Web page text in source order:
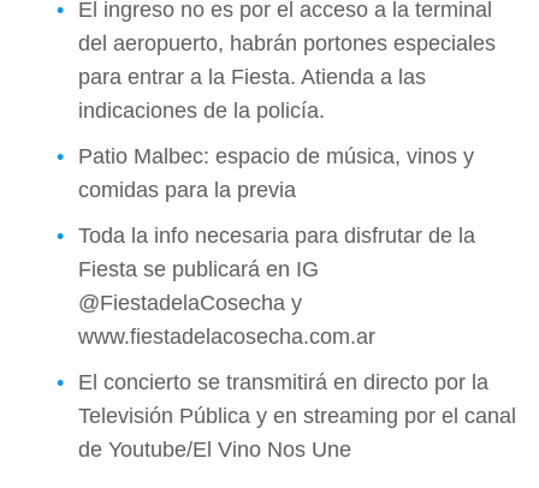
El ingreso no es por el acceso a la terminal
del aeropuerto, habrán portones especiales
para entrar a la Fiesta. Atienda a las
indicaciones de la policía.
Patio Malbec: espacio de música, vinos y
comidas para la previa
Toda la info necesaria para disfrutar de la
Fiesta se publicará en IG
@FiestadelaCosecha y
www.fiestadelacosecha.com.ar
El concierto se transmitirá en directo por la
Televisión Pública y en streaming por el canal
de Youtube/El Vino Nos Une